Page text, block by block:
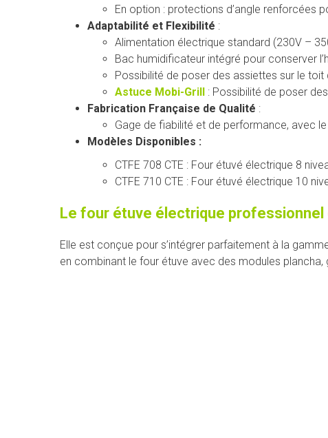
En option : protections d’angle renforcées
Adaptabilité et Flexibilité :
Alimentation électrique standard (230V –
Bac humidificateur intégré pour conserver
Possibilité de poser des assiettes sur le toit
Astuce Mobi-Grill : Possibilité de poser
Fabrication Française de Qualité :
Gage de fiabilité et de performance, avec
Modèles Disponibles :
CTFE 708 CTE : Four étuvé électrique 8
CTFE 710 CTE : Four étuvé électrique 10
Le four étuve électrique
Elle est conçue pour s’intégrer parfaitement à la
en combinant le four étuve avec des modules plancha,